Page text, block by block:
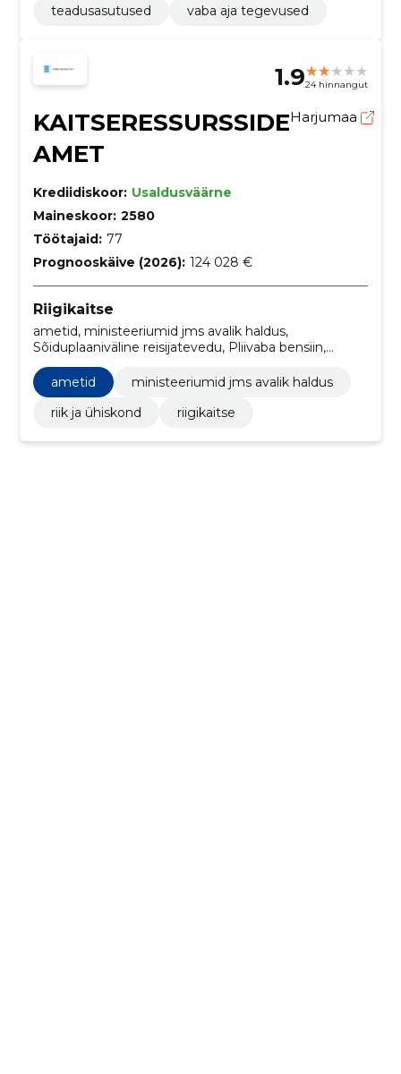
teadusasutused vaba aja tegevused
1.924 hinnangut
KAITSERESSURSSIDE
AMET
Harjumaa
Krediidiskoor: Usaldusväärne
Maineskoor: 2580
Töötajaid: 77
Prognooskäive (2026): 124 028 €
Riigikaitse
ametid, ministeeriumid jms avalik haldus,
Sõiduplaaniväline reisijatevedu, Pliivaba bensiin,
Serverid, Projektijuhtimise nõustamisteenused,
Tualettpaber, taskurätikud, käterätikud ja salvrätikud,
Mitmesugused trükised, Transporditeenused
(v.a jäätmetransport), kontoritarbed
ametid
ministeeriumid jms avalik haldus
riik ja ühiskond
riigikaitse